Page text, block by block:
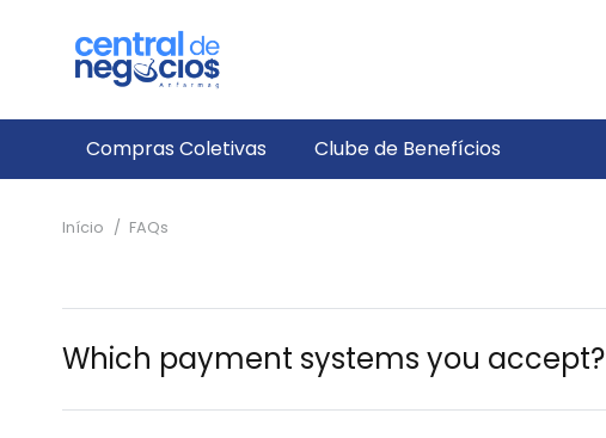
Compras Coletivas Clube de Benefícios
Início / FAQs
Which payment systems you accept?